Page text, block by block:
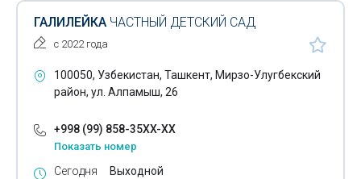
ГАЛИЛЕЙКА ЧАСТНЫЙ ДЕТСКИЙ САД
с 2022 года
100050, Узбекистан, Ташкент, Мирзо-Улугбекский
район, ул. Алпамыш, 26
+998 (99) 858-35XX-XX
Показать номер
Сегодня Выходной